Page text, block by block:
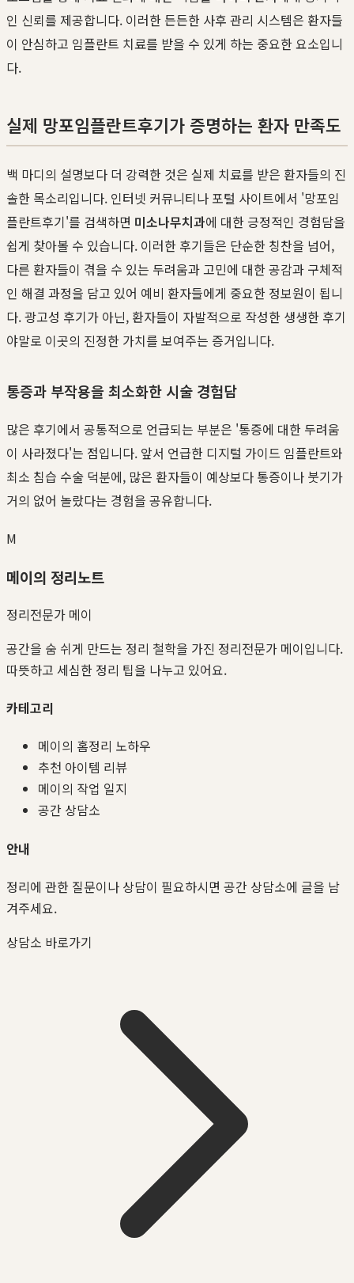
인 신뢰를 제공합니다. 이러한 든든한 사후 관리 시스템은 환자들
이 안심하고 임플란트 치료를 받을 수 있게 하는 중요한 요소입니
다.
실제 망포임플란트후기가 증명하는 환자 만족도
백 마디의 설명보다 더 강력한 것은 실제 치료를 받은 환자들의 진
솔한 목소리입니다. 인터넷 커뮤니티나 포털 사이트에서 '망포임
플란트후기'를 검색하면 미소나무치과에 대한 긍정적인 경험담을
쉽게 찾아볼 수 있습니다. 이러한 후기들은 단순한 칭찬을 넘어,
다른 환자들이 겪을 수 있는 두려움과 고민에 대한 공감과 구체적
인 해결 과정을 담고 있어 예비 환자들에게 중요한 정보원이 됩니
다. 광고성 후기가 아닌, 환자들이 자발적으로 작성한 생생한 후기
야말로 이곳의 진정한 가치를 보여주는 증거입니다.
통증과 부작용을 최소화한 시술 경험담
많은 후기에서 공통적으로 언급되는 부분은 '통증에 대한 두려움
이 사라졌다'는 점입니다. 앞서 언급한 디지털 가이드 임플란트와
최소 침습 수술 덕분에, 많은 환자들이 예상보다 통증이나 붓기가
거의 없어 놀랐다는 경험을 공유합니다.
M
메이의 정리노트
정리전문가 메이
공간을 숨 쉬게 만드는 정리 철학을 가진 정리전문가 메이입니다.
따뜻하고 세심한 정리 팁을 나누고 있어요.
카테고리
메이의 홈정리 노하우
추천 아이템 리뷰
메이의 작업 일지
공간 상담소
안내
정리에 관한 질문이나 상담이 필요하시면 공간 상담소에 글을 남
겨주세요.
상담소 바로가기